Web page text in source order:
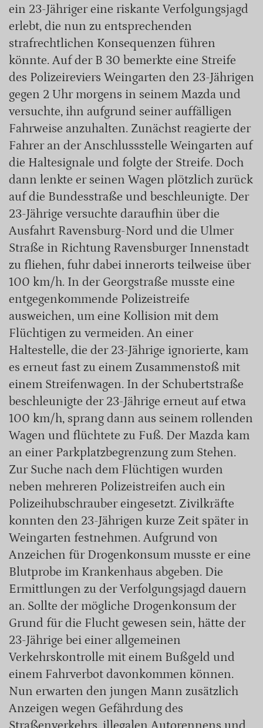
ein 23-Jähriger eine riskante Verfolgungsjagd
erlebt, die nun zu entsprechenden
strafrechtlichen Konsequenzen führen
könnte. Auf der B 30 bemerkte eine Streife
des Polizeireviers Weingarten den 23-Jährigen
gegen 2 Uhr morgens in seinem Mazda und
versuchte, ihn aufgrund seiner auffälligen
Fahrweise anzuhalten. Zunächst reagierte der
Fahrer an der Anschlussstelle Weingarten auf
die Haltesignale und folgte der Streife. Doch
dann lenkte er seinen Wagen plötzlich zurück
auf die Bundesstraße und beschleunigte. Der
23-Jährige versuchte daraufhin über die
Ausfahrt Ravensburg-Nord und die Ulmer
Straße in Richtung Ravensburger Innenstadt
zu fliehen, fuhr dabei innerorts teilweise über
100 km/h. In der Georgstraße musste eine
entgegenkommende Polizeistreife
ausweichen, um eine Kollision mit dem
Flüchtigen zu vermeiden. An einer
Haltestelle, die der 23-Jährige ignorierte, kam
es erneut fast zu einem Zusammenstoß mit
einem Streifenwagen. In der Schubertstraße
beschleunigte der 23-Jährige erneut auf etwa
100 km/h, sprang dann aus seinem rollenden
Wagen und flüchtete zu Fuß. Der Mazda kam
an einer Parkplatzbegrenzung zum Stehen.
Zur Suche nach dem Flüchtigen wurden
neben mehreren Polizeistreifen auch ein
Polizeihubschrauber eingesetzt. Zivilkräfte
konnten den 23-Jährigen kurze Zeit später in
Weingarten festnehmen. Aufgrund von
Anzeichen für Drogenkonsum musste er eine
Blutprobe im Krankenhaus abgeben. Die
Ermittlungen zu der Verfolgungsjagd dauern
an. Sollte der mögliche Drogenkonsum der
Grund für die Flucht gewesen sein, hätte der
23-Jährige bei einer allgemeinen
Verkehrskontrolle mit einem Bußgeld und
einem Fahrverbot davonkommen können.
Nun erwarten den jungen Mann zusätzlich
Anzeigen wegen Gefährdung des